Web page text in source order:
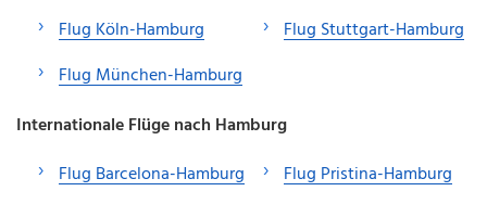
Flug Köln-Hamburg
Flug München-Hamburg
Flug Stuttgart-Hamburg
Internationale Flüge nach Hamburg
Flug Barcelona-Hamburg
Flug Pristina-Hamburg